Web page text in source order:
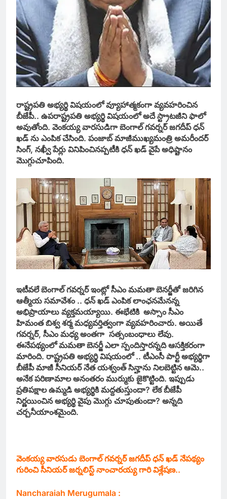
రాష్ట్రపతి అభ్యర్థి విషయంలో వ్యూహాత్మకంగా వ్యవహరించిన
బీజేపీ.. ఉపరాష్ట్రపతి అభ్యర్థి విషయంలో అదే స్ట్రాటజీని ఫాలో
అవుతోంది. వెంకయ్య వారసుడిగా బెంగాల్ గవర్నర్ జగదీప్ ధన్
ఖడ్ ను ఎంపిక చేసింది. పంజాబ్ మాజీముఖ్యమంత్రి అమరీందర్
సింగ్, నఖ్వీ పేర్లు వినిపించినప్పటీకి ధన్ ఖడ్ వైపే అధిష్టానం
మొగ్గుచూపింది.
ఇటీవలే బెంగాల్ గవర్నర్ ఇంట్లో సీఎం మమతా బెనర్జీతో జరిగిన
ఆత్మీయ సమావేశం .. ధన్ ఖడ్ ఎంపిక లాంఛనమేనన్న
అభిప్రాయాలు వ్యక్తమయ్యాయి. ఈభేటికి అస్సాం సీఎం
హిమంత బిశ్వ శర్మ మధ్యవర్తిత్వంగా వ్యవహరించారు. అయితే
గవర్నర్, సీఎం మధ్య అంతగా సత్సంబంధాలు లేవు.
ఈనేపథ్యంలో మమతా బెనర్జీ ఎలా స్పందిస్తారన్నది ఆసక్తికరంగా
మారింది. రాష్ట్రపతి అభ్యర్థి విషయంలో .. టీఎంసీ పార్టీ అభ్యర్థిగా
బీజేపీ మాజీ సీనియర్ నేత యశ్వంత్ సిన్హాను నిలబెట్టిన ఆమె..
అనేక పరిణామాల అనంతరం ముర్ముకు జైకొట్టింది. ఇప్పుడు
ప్రతిపక్షాల ఉమ్మడి అభ్యర్థికి మద్దతుస్తుందా? లేక బీజేపీ
నిర్ణయించిన అభ్యర్థి వైపు మొగ్గు చూపుతుందా? అన్నది
చర్చనీయాంశమైంది.
వెంకయ్య వారసుడు బెంగాల్ గవర్నర్ జగదీప్ ధన్ ఖడ్ నేపథ్యం
గురించి సీనియర్ జర్నలిస్ట్ నాంచారయ్య గారి విశ్లేషణ..
Nancharaiah Merugumala :